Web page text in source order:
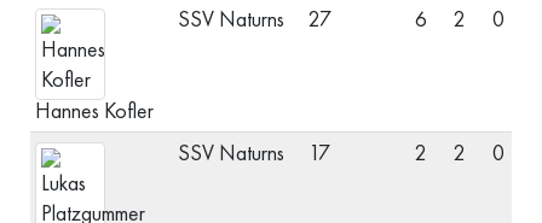
Hannes Kofler
SSV Naturns 27 6 2 0
SSV Naturns 17 2 2 0